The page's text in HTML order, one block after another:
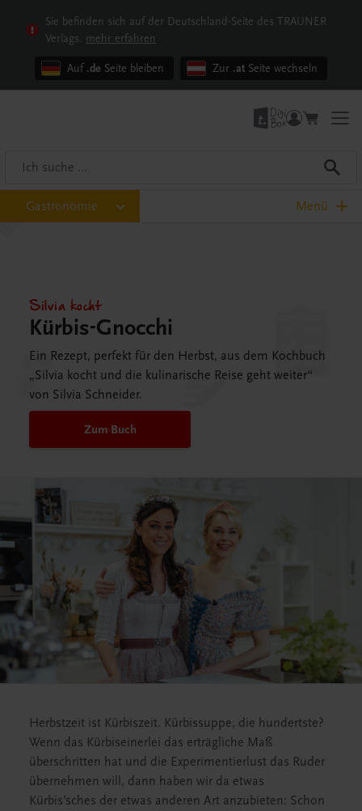
Sie befinden sich auf der Deutschland-Seite des TRAUNER
Verlags. mehr erfahren
Auf .de Seite bleiben Zur .at Seite wechseln
Gastronomie Menü
Silvia kocht
Kürbis-Gnocchi
Ein Rezept, perfekt für den Herbst, aus dem Kochbuch
„Silvia kocht und die kulinarische Reise geht weiter“
von Silvia Schneider.
Zum Buch
Herbstzeit ist Kürbiszeit. Kürbissuppe, die hundertste?
Wenn das Kürbiseinerlei das erträgliche Maß
überschritten hat und die Experimentierlust das Ruder
übernehmen will, dann haben wir da etwas
Kürbis’sches der etwas anderen Art anzubieten: Schon